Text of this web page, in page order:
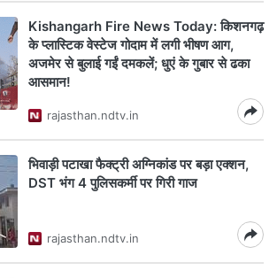
Kishangarh Fire News Today: किशनगढ़
के प्लास्टिक वेस्टेज गोदाम में लगी भीषण आग,
अजमेर से बुलाई गईं दमकलें; धुएं के गुबार से ढका
आसमान!
rajasthan.ndtv.in
भिवाड़ी पटाखा फैक्ट्री अग्निकांड पर बड़ा एक्शन,
DST भंग 4 पुलिसकर्मी पर गिरी गाज
rajasthan.ndtv.in